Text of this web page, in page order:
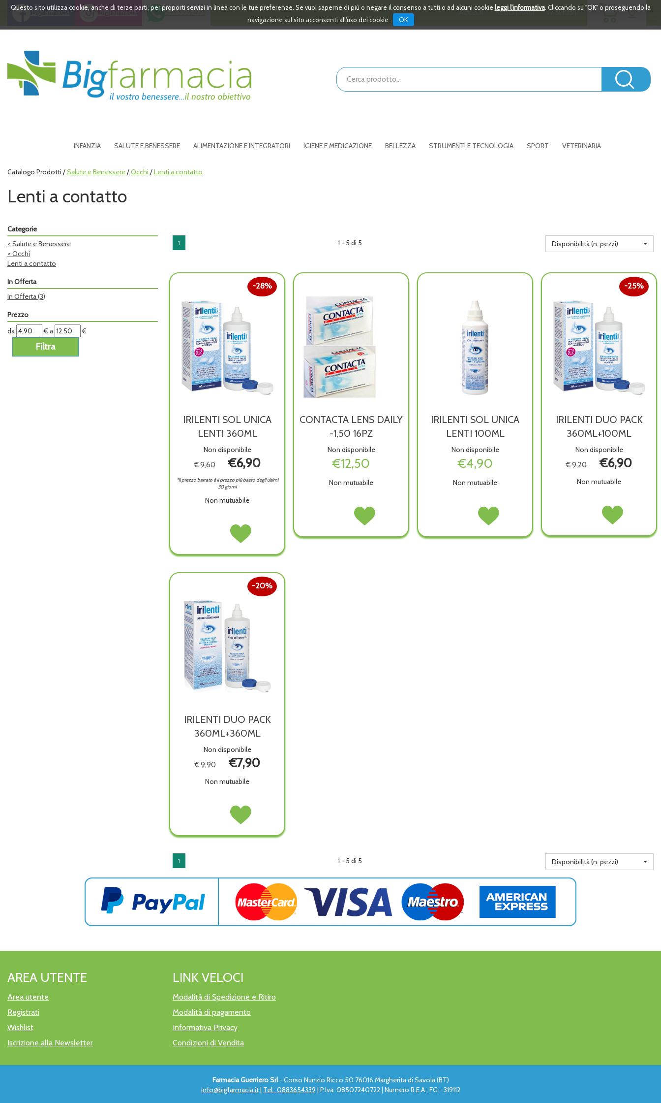
PassaQuesto sito utilizza cookie, anche di terze parti, per proporti servizi in linea con le tue preferenze. Se vuoi saperne di più o negare il consenso a tutti o ad alcuni cookie leggi l'informativa. Cliccando su "OK" o proseguendo la
navigazione sul sito acconsenti all'uso dei cookie .
OK
Bigfarmacia Bigfarmacia 391 3532473 ACCEDI REGISTRATI WISHLIST 0
ARTICOLI
Bigfarmacia
Cerca
Prodotto
INFANZIA SALUTE E BENESSERE ALIMENTAZIONE E INTEGRATORI IGIENE E MEDICAZIONE BELLEZZA STRUMENTI E TECNOLOGIA SPORT VETERINARIA
Catalogo Prodotti /Salute e Benessere/Occhi /Lenti a contatto
Lenti a contatto
Categorie
< Salute e Benessere
< Occhi
Lenti a contatto
In Offerta
In Offerta(3)
Prezzo
filtra
da
da € filtra
a
a €
1 1 - 5 di 5 Disponibilità (n. pezzi)
IRILENTI SOL UNICA
LENTI 360ML
Non disponibile
28%
€ 9,60 €6,90
*il prezzo barrato è il prezzo più basso degli ultimi
30 giorni
Non mutuabile
LENTI
Acquista IRILENTI
SOL
LENTI
wishlist
CONTACTA LENS DAILY
-1,50 16PZ
Non disponibile
€12,50
Non mutuabile
CONTACTA
-1,50
Acquista CONTACTA
LENS
-1,50
IRILENTI SOL UNICA
LENTI 100ML
Non disponibile
€4,90
Non mutuabile
LENTI
Acquista IRILENTI
SOL
LENTI
IRILENTI DUO PACK
360ML+100ML
Non disponibile
25%
€ 9,20 €6,90
Non mutuabile
360ML+100ML non
Acquista IRILENTI
DUO
360ML+100ML alla
IRILENTI DUO PACK
360ML+360ML
Non disponibile
20%
€ 9,90 €7,90
Non mutuabile
360ML+360ML non
Acquista IRILENTI
DUO
360ML+360ML alla
1 1 - 5 di 5 Disponibilità (n. pezzi)
AREA UTENTE
Area utente
Registrati
Wishlist
Iscrizione alla Newsletter
LINK VELOCI
Modalità di Spedizione e Ritiro
Modalità di pagamento
Informativa Privacy
Condizioni di Vendita
Farmacia Guerriero Srl- Corso Nunzio Ricco 50 76016 Margherita di Savoia (BT)
info@bigfarmacia.it| Tel.: 0883654339 | P.Iva: 08507240722 | Numero R.E.A.: FG - 319112